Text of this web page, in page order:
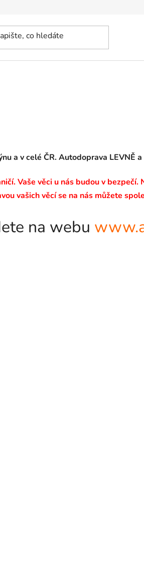
a v celé ČR. Autodoprava LEVNĚ a
Vaše věci u nás budou v
vašich věcí se na nás můžete
na webu